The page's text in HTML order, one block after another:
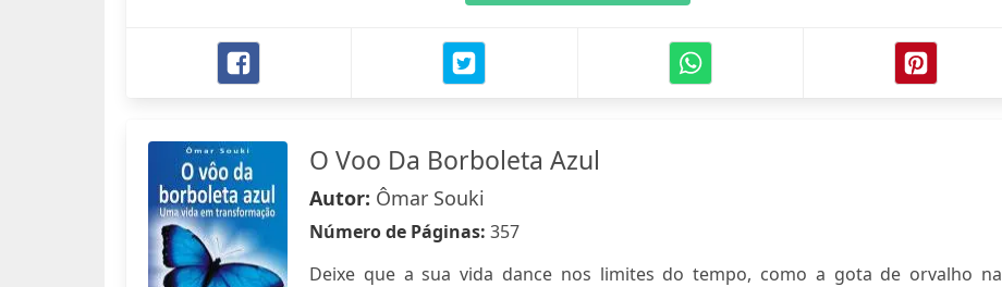
O Voo Da Borboleta Azul
Autor: Ômar Souki
Número de Páginas: 357
Deixe que a sua vida dance nos limites do tempo, como a gota de orvalho na